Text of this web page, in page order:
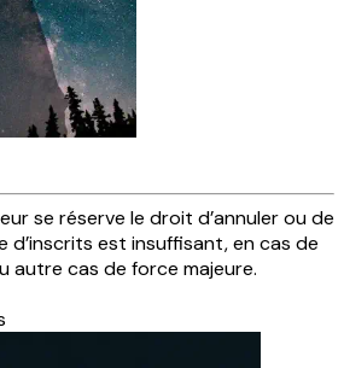
se réserve le droit d’annuler ou de
d’inscrits est insuffisant, en cas de
autre cas de force majeure.